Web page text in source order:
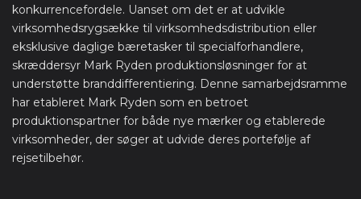
konkurrencefordele. Uanset om det er at udvikle
virksomhedsrygsække til virksomhedsdistribution eller
eksklusive daglige bæretasker til specialforhandlere,
skræddersyr Mark Ryden produktionsløsninger for at
understøtte branddifferentiering. Denne samarbejdsramme
har etableret Mark Ryden som en betroet
produktionspartner for både nye mærker og etablerede
virksomheder, der søger at udvide deres portefølje af
rejsetilbehør.